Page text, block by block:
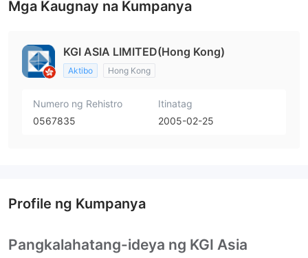
Mga Kaugnay na Kumpanya
KGI ASIA LIMITED(Hong Kong)
Aktibo Hong Kong
Numero ng Rehistro
0567835
Itinatag
2005-02-25
Profile ng Kumpanya
Pangkalahatang-ideya ng KGI Asia